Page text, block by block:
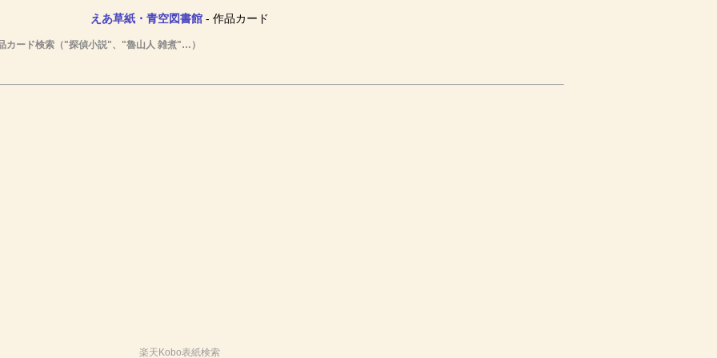
えあ草紙・青空図書館- 作品カード
カード検索（"探偵小説"、"魯山人 雑煮"…）
楽天Kobo表紙検索